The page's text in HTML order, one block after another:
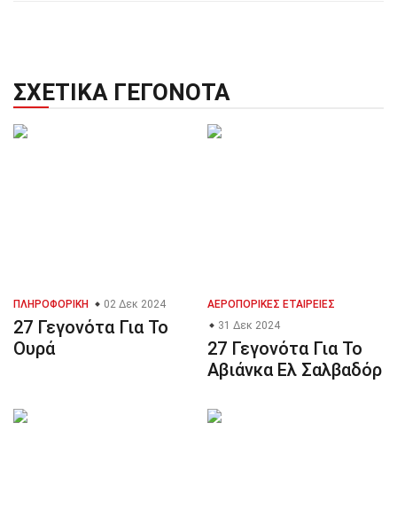
ΣΧΕΤΙΚΆ ΓΕΓΟΝΌΤΑ
ΠΛΗΡΟΦΟΡΙΚΉ 02 Δεκ 2024
27 Γεγονότα Για Το
Ουρά
ΑΕΡΟΠΟΡΙΚΈΣ ΕΤΑΙΡΕΊΕΣ
31 Δεκ 2024
27 Γεγονότα Για Το
Αβιάνκα Ελ Σαλβαδόρ